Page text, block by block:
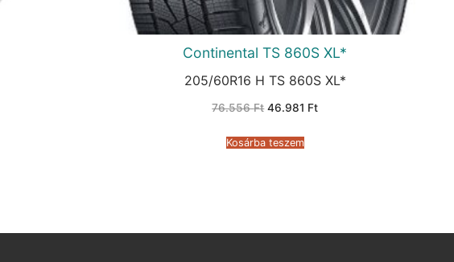
Continental TS 860S XL*
205/60R16 H TS 860S XL*
76.556Ft Original
76.556 Ft.
46.981 FtCurrent
Kosárba teszem